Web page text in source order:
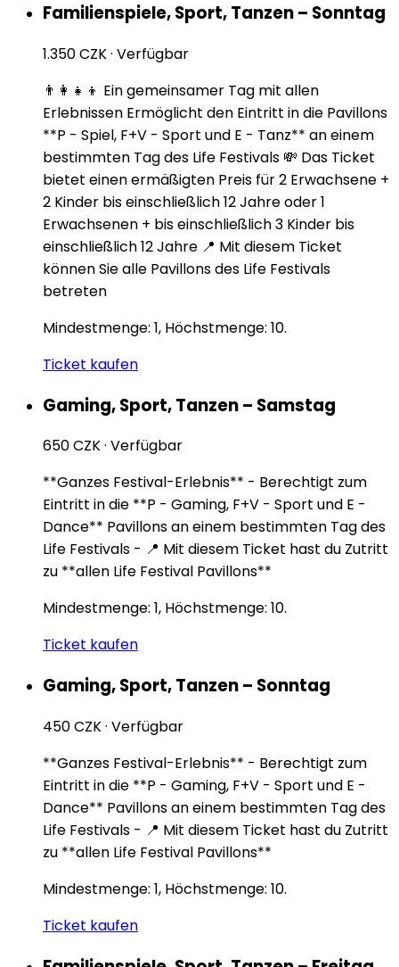
Familienspiele, Sport, Tanzen – Sonntag
1.350 CZK· Verfügbar
👨‍👩‍👧‍👦 Ein gemeinsamer Tag mit allen
Erlebnissen Ermöglicht den Eintritt in die Pavillons
**P - Spiel, F+V - Sport und E - Tanz** an einem
bestimmten Tag des Life Festivals 💸 Das Ticket
bietet einen ermäßigten Preis für 2 Erwachsene +
2 Kinder bis einschließlich 12 Jahre oder 1
Erwachsenen + bis einschließlich 3 Kinder bis
einschließlich 12 Jahre 📍 Mit diesem Ticket
können Sie alle Pavillons des Life Festivals
betreten
Mindestmenge: 1, Höchstmenge: 10.
Ticket kaufen
Gaming, Sport, Tanzen – Samstag
650 CZK· Verfügbar
**Ganzes Festival-Erlebnis** - Berechtigt zum
Eintritt in die **P - Gaming, F+V - Sport und E -
Dance** Pavillons an einem bestimmten Tag des
Life Festivals - 📍 Mit diesem Ticket hast du Zutritt
zu **allen Life Festival Pavillons**
Mindestmenge: 1, Höchstmenge: 10.
Ticket kaufen
Gaming, Sport, Tanzen – Sonntag
450 CZK· Verfügbar
**Ganzes Festival-Erlebnis** - Berechtigt zum
Eintritt in die **P - Gaming, F+V - Sport und E -
Dance** Pavillons an einem bestimmten Tag des
Life Festivals - 📍 Mit diesem Ticket hast du Zutritt
zu **allen Life Festival Pavillons**
Mindestmenge: 1, Höchstmenge: 10.
Ticket kaufen